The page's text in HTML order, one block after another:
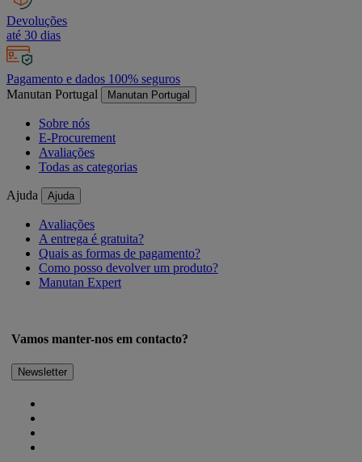
Devoluções
até 30 dias
Pagamento e dados 100% seguros
Manutan Portugal
Manutan Portugal
Sobre nós
E-Procurement
Avaliações
Todas as categorias
Ajuda Ajuda
Avaliações
A entrega é gratuita?
Quais as formas de pagamento?
Como posso devolver um produto?
Manutan Expert
Vamos manter-nos em contacto?
Newsletter